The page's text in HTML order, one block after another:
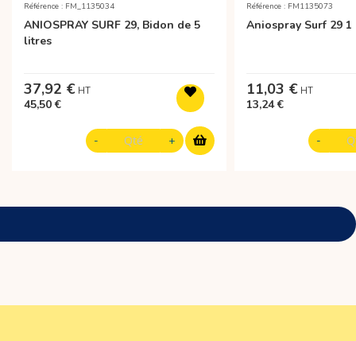
Référence : FM_1135034
ANIOSPRAY SURF 29, Bidon de 5
litres
37,92 €
45,50 €
Référence : FM1135073
Aniospray Surf 29
11,03 €
13,24 €